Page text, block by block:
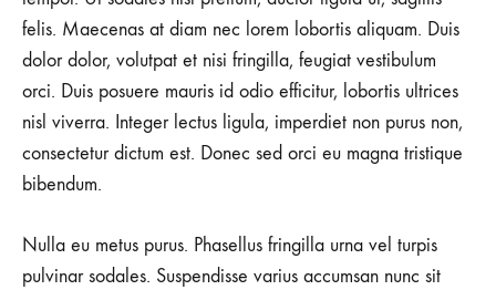
felis. Maecenas at diam nec lorem lobortis aliquam. Duis
dolor dolor, volutpat et nisi fringilla, feugiat vestibulum
orci. Duis posuere mauris id odio efficitur, lobortis ultrices
nisl viverra. Integer lectus ligula, imperdiet non purus non,
consectetur dictum est. Donec sed orci eu magna tristique
bibendum.
Nulla eu metus purus. Phasellus fringilla urna vel turpis
pulvinar sodales. Suspendisse varius accumsan nunc sit